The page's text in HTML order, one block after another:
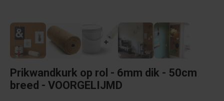
Prikwandkurk op rol - 6mm dik - 50cm
breed - VOORGELIJMD